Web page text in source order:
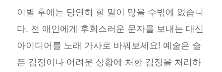
이별 후에는 당연히 할 말이 많을 수밖에 없습니
다. 전 애인에게 후회스러운 문자를 보내는 대신
아이디어를 노래 가사로 바꿔보세요! 예술은 슬
픈 감정이나 어려운 상황에 처한 감정을 처리하